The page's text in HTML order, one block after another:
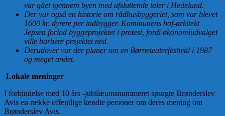
var gået igennem byen med afsluttende taler i Hedelund.
Der var også en historie om rådhusbyggeriet, som var blevet
1600 kr. dyrere per indbygger. Kommunens hof-arkitekt
Jepsen forlod byggeprojektet i protest, fordi økonomiudvalget
ville barbere projektet ned.
Derudover var der planer om en Børneteaterfestival i 1987
og meget andet.
Lokale meninger
I forbindelse med 10 års -jubilæumsnummeret spurgte Brønderslev
Avis en række offentlige kendte personer om deres mening om
Brønderslev Avis.